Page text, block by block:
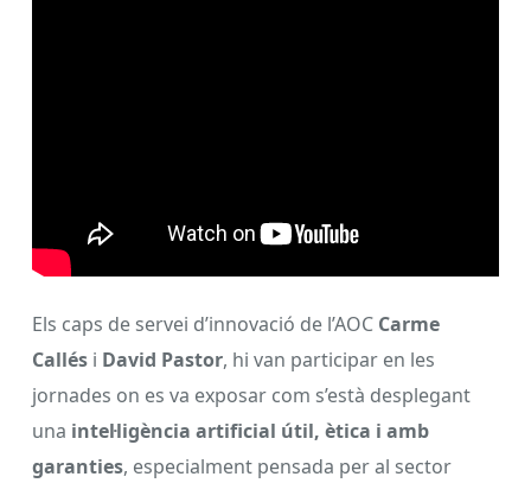
Els caps de servei d’innovació de l’AOC Carme
Callés i David Pastor, hi van participar en les
jornades on es va exposar com s’està desplegant
una intel·ligència artificial útil, ètica i amb
garanties, especialment pensada per al sector